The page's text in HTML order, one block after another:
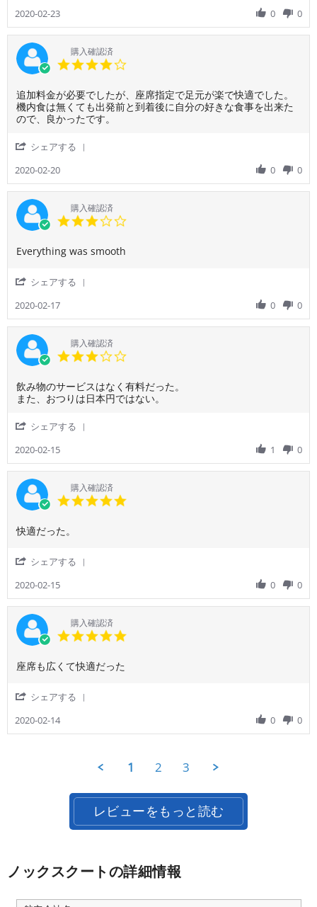
者
様
on
23
Feb
2020
り
遊
ん
で
夜
便
by
ご
利
用
者
on
23
Feb
2020-02-23 0 0
購入確認済
Review
by
ご
用
者
様
on
20
Feb
2020
review
stating
良
っ
た
で
す。
追加料金が必要でしたが、座席指定で足元が楽で快適でした。
機内食は無くても出発前と到着後に自分の好きな食事を出来た
ので、良かったです。
シェアする
by
ご
利
用
者
on
2020-02-20 0 0
購入確認済
Review
ご
利
者
様
on
17
Feb
2020
review
Comfortable
Everything was smooth
シェアする
by
ご
利
用
者
on
17
2020-02-17 0 0
購入確認済
Review
by
利
用
者
様
on
15
Feb
2020
review
stating
み
物
の
サ
ー
ビ
ス
は
く
料
だ
た。
ま
た、
お
つ
は
日
円
は
な
飲み物のサービスはなく有料だった。
また、おつりは日本円ではない。
シェアする
by
ご
利
用
者
2020-02-15 1 0
購入確認済
Review
ご
利
者
様
on
15
Feb
2020
review
快
適
っ
た。
快適だった。
シェアする
by
ご
利
用
者
on
2020-02-15 0 0
購入確認済
Review
ご
利
者
様
review
座
席
広
く
座席も広くて快適だった
シェアする
by
用
様
on
14
Feb
2020-02-14 0 0
1 2 3
レビューをもっと読む
ノックスクートの詳細情報